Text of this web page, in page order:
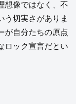
想像ではなく、不
う切実さがありま
が自分たちの原点
ロック宣言だとい